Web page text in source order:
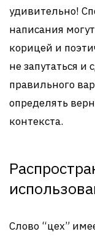
удивительно!
написания
корицей и
не запутаться и
правильного
определять
контекста.
Слово “цех”